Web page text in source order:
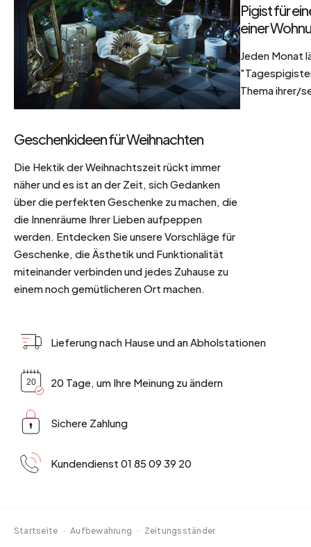
Geschenkideen für Weihnachten
Die Hektik der Weihnachtszeit rückt immer
näher und es ist an der Zeit, sich Gedanken
über die perfekten Geschenke zu machen, die
die Innenräume Ihrer Lieben aufpeppen
werden. Entdecken Sie unsere Vorschläge für
Geschenke, die Ästhetik und Funktionalität
miteinander verbinden und jedes Zuhause zu
einem noch gemütlicheren Ort machen.
Pigist für
einer
Jeden Monat
Thema ihrer/
Lieferung nach Hause und an Abholstationen
20 Tage, um Ihre Meinung zu ändern
Sichere Zahlung
Kundendienst 01 85 09 39 20
Startseite · Aufbewahrung · Zeitungsständer